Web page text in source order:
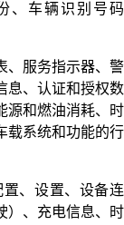
、车辆识别号码
、服务指示器、警
息、认证和授权数
源和燃油消耗、时
载系统和功能的行
、设置、设备连
）、充电信息、时